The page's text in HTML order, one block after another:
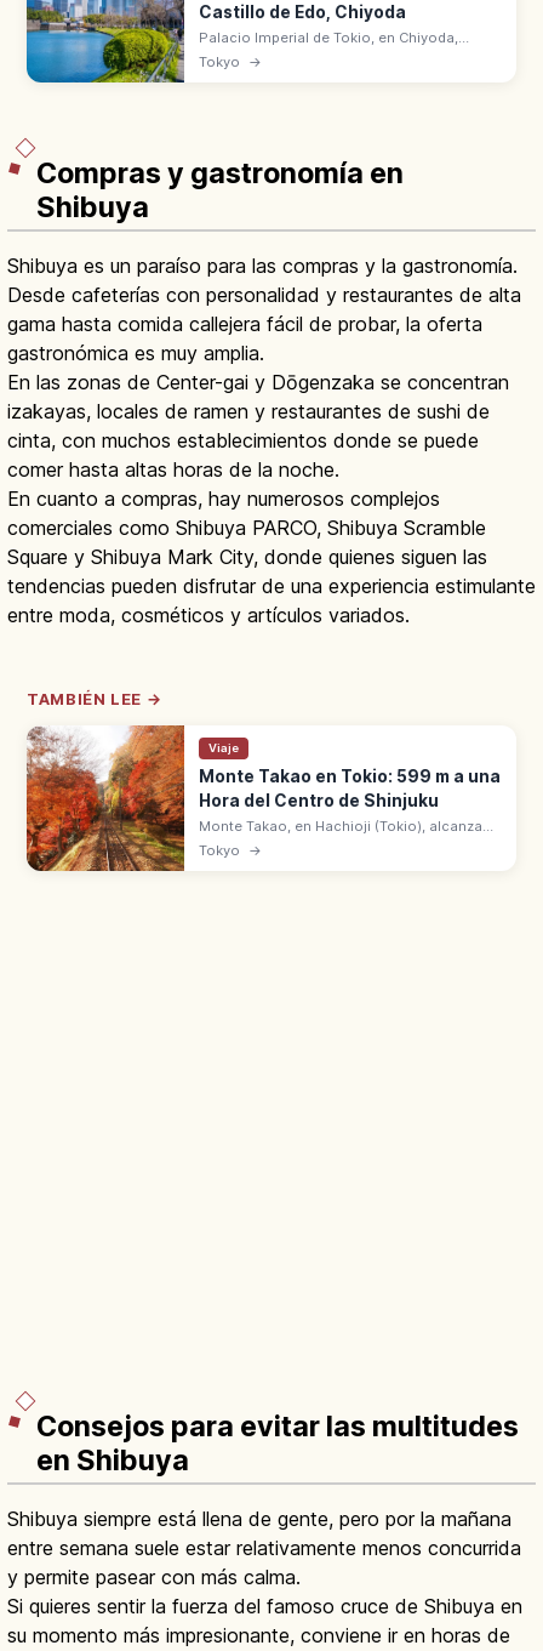
Castillo de Edo, Chiyoda
Palacio Imperial de Tokio, en Chiyoda,
ocupa el antiguo castillo de Edo desde
1869. A 15 min a pie de la estación de Tokio.
Tokyo →
Compras y gastronomía en
Shibuya
Shibuya es un paraíso para las compras y la gastronomía.
Desde cafeterías con personalidad y restaurantes de alta
gama hasta comida callejera fácil de probar, la oferta
gastronómica es muy amplia.
En las zonas de Center-gai y Dōgenzaka se concentran
izakayas, locales de ramen y restaurantes de sushi de
cinta, con muchos establecimientos donde se puede
comer hasta altas horas de la noche.
En cuanto a compras, hay numerosos complejos
comerciales como Shibuya PARCO, Shibuya Scramble
Square y Shibuya Mark City, donde quienes siguen las
tendencias pueden disfrutar de una experiencia estimulante
entre moda, cosméticos y artículos variados.
TAMBIÉN LEE →
Viaje
Monte Takao en Tokio: 599 m a una
Hora del Centro de Shinjuku
Monte Takao, en Hachioji (Tokio), alcanza
599 m con 3 estrellas en Michelin Verde y 3
millones de senderistas al año. A 1 hora en
Tokyo →
Consejos para evitar las multitudes
en Shibuya
Shibuya siempre está llena de gente, pero por la mañana
entre semana suele estar relativamente menos concurrida
y permite pasear con más calma.
Si quieres sentir la fuerza del famoso cruce de Shibuya en
su momento más impresionante, conviene ir en horas de